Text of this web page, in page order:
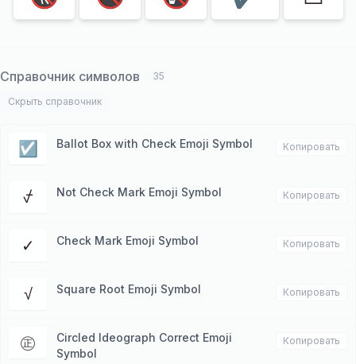
Справочник символов 35
Скрыть справочник
☑ Ballot Box with Check Emoji Symbol Копировать
⍻ Not Check Mark Emoji Symbol Копировать
✓ Check Mark Emoji Symbol Копировать
√ Square Root Emoji Symbol Копировать
㊣
Circled Ideograph Correct Emoji
Symbol
Копировать